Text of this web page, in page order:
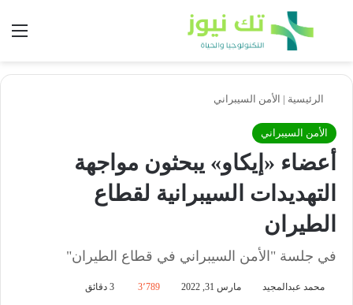
بحث عن
الرئيسية | الأمن السيبراني
الأمن السيبراني
أعضاء «إيكاو» يبحثون مواجهة
التهديدات السيبرانية لقطاع
الطيران
في جلسة "الأمن السيبراني في قطاع الطيران"
محمد عبدالمجيد مارس 31, 2022 3٬789